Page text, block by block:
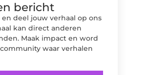
bericht
deel jouw verhaal op ons
kan direct anderen
Maak impact en word
waar verhalen